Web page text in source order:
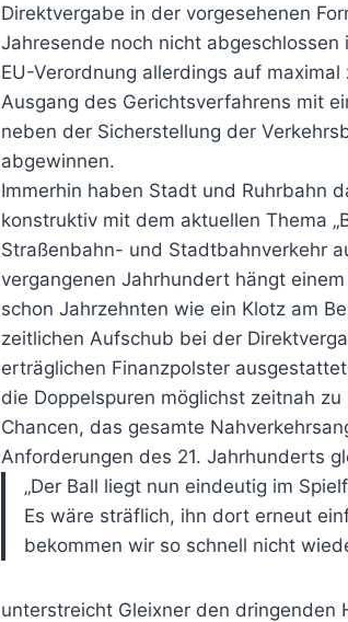
Direktvergabe in der vorgesehenen
Jahresende noch nicht
EU-Verordnung allerdings auf
Ausgang des Gerichtsverfahrens mit
neben der Sicherstellung der
abgewinnen.
Immerhin haben Stadt und Ruhrbahn
konstruktiv mit dem aktuellen Thema
Straßenbahn- und Stadtbahnverkehr
vergangenen Jahrhundert hängt
schon Jahrzehnten wie ein Klotz am
zeitlichen Aufschub bei der
erträglichen Finanzpolster
die Doppelspuren möglichst zeitnah
Chancen, das gesamte
Anforderungen des 21. Jahrhunderts
„Der Ball liegt nun eindeutig im
Es wäre sträflich, ihn dort erneut
bekommen wir so schnell nicht
unterstreicht Gleixner den dringenden